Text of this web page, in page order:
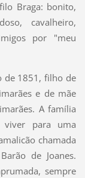
Braga: bonito,
cavalheiro,
por "meu
de 1851, filho de
e de mãe
A família
para uma
chamada
de Joanes.
sempre